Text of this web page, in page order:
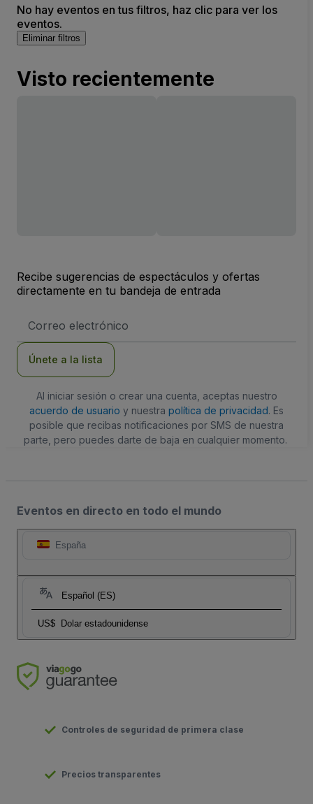
No hay eventos en tus filtros, haz clic para ver los
eventos.
Eliminar filtros
Visto recientemente
Recibe sugerencias de espectáculos y ofertas
directamente en tu bandeja de entrada
de
Únete a la lista
Al iniciar sesión o crear una cuenta, aceptas nuestro
acuerdo de usuario y nuestra política de privacidad. Es
posible que recibas notificaciones por SMS de nuestra
parte, pero puedes darte de baja en cualquier momento.
Eventos en directo en todo el mundo
España
Español (ES)
US$ Dolar estadounidense
Controles de seguridad de primera clase
Precios transparentes